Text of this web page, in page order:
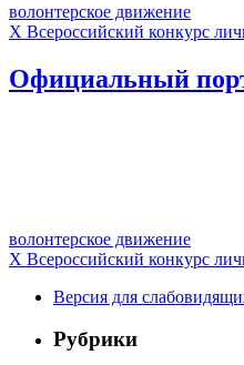
волонтерское движение
X Всероссийский конкурс
Официальный
волонтерское движение
X Всероссийский конкурс
Версия для
Рубрики